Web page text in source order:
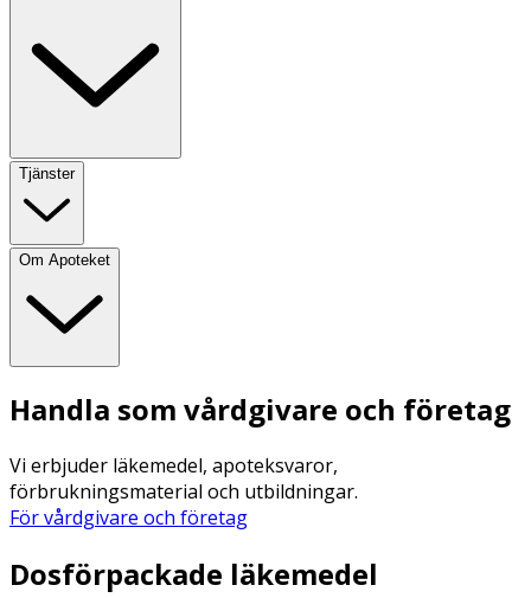
Tjänster
Om Apoteket
Handla som vårdgivare och företag
Vi erbjuder läkemedel, apoteksvaror,
förbrukningsmaterial och utbildningar.
För vårdgivare och företag
Dosförpackade läkemedel